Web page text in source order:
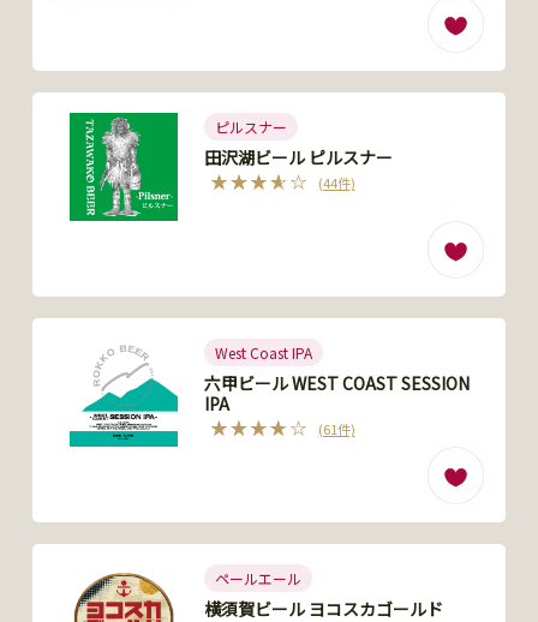
ピルスナー
田沢湖ビール ピルスナー
(44件)
West Coast IPA
六甲ビール WEST COAST SESSION
IPA
(61件)
ペールエール
横須賀ビール ヨコスカゴールド